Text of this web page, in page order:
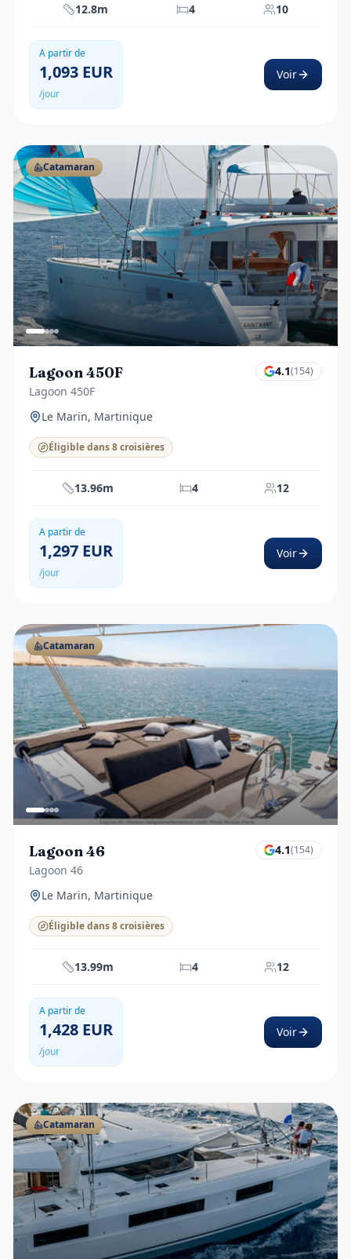
12.8m 4 10
A partir de
1,093 EUR
/jour
Voir
Catamaran
Lagoon 450F
Lagoon 450F
4.1(154)
Le Marin, Martinique
Éligible dans 8 croisières
13.96m 4 12
A partir de
1,297 EUR
/jour
Voir
Catamaran
Lagoon 46
Lagoon 46
4.1(154)
Le Marin, Martinique
Éligible dans 8 croisières
13.99m 4 12
A partir de
1,428 EUR
/jour
Voir
Catamaran